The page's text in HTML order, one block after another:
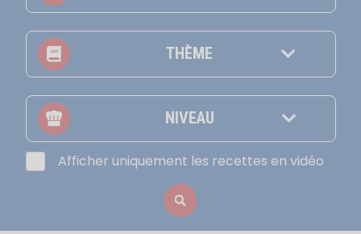
THÈME
NIVEAU
Afficher uniquement les recettes en vidéo